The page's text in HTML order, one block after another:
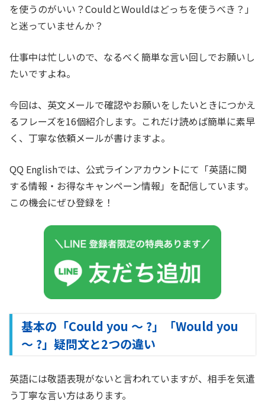
を使うのがいい？CouldとWouldはどっちを使うべき？」
と迷っていませんか？
仕事中は忙しいので、なるべく簡単な言い回しでお願いし
たいですよね。
今回は、英文メールで確認やお願いをしたいときにつかえ
るフレーズを16個紹介します。これだけ読めば簡単に素早
く、丁寧な依頼メールが書けますよ。
QQ Englishでは、公式ラインアカウントにて「英語に関
する情報・お得なキャンペーン情報」を配信しています。
この機会にぜひ登録を！
基本の「Could you ～ ?」「Would you
～ ?」疑問文と2つの違い
英語には敬語表現がないと言われていますが、相手を気遣
う丁寧な言い方はあります。